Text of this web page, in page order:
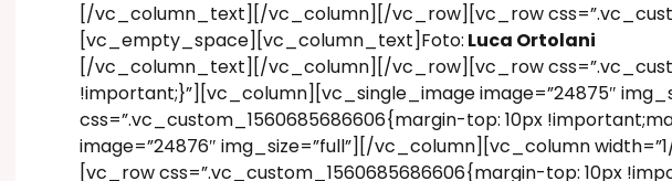
[/vc_column_text][/vc_column][/vc_row][vc_row
[vc_empty_space][vc_column_text]Foto: Luca Ortolani
[/vc_column_text][/vc_column][/vc_row][vc_row
!important;}”][vc_column][vc_single_image image=”24875″
css=”.vc_custom_1560685686606{margin-top: 10px
image=”24876″ img_size=”full”][/vc_column][vc_column
[vc_row css=”.vc_custom_1560685686606{margin-top: 10px